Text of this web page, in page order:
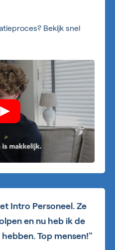
Bekijk snel
Intro Personeel. Ze
en nu heb ik de
Top mensen!"